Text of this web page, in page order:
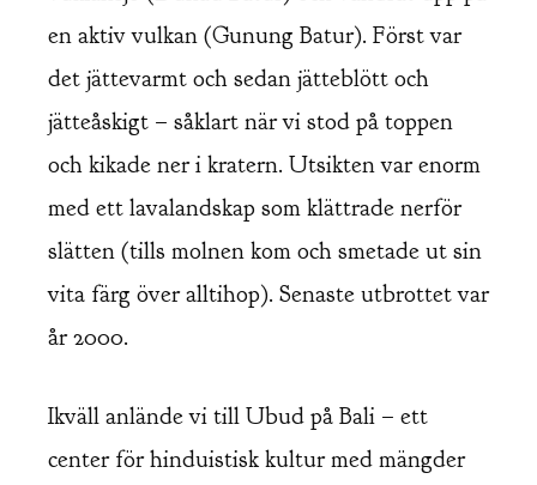
en aktiv vulkan (Gunung Batur). Först var
det jättevarmt och sedan jätteblött och
jätteåskigt – såklart när vi stod på toppen
och kikade ner i kratern. Utsikten var enorm
med ett lavalandskap som klättrade nerför
slätten (tills molnen kom och smetade ut sin
vita färg över alltihop). Senaste utbrottet var
år 2000.
Ikväll anlände vi till Ubud på Bali – ett
center för hinduistisk kultur med mängder